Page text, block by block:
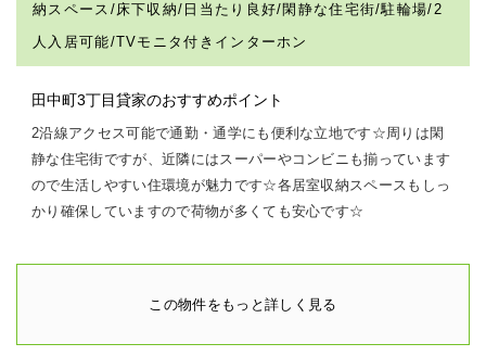
納スペース/床下収納/日当たり良好/閑静な住宅街/駐輪場/2
人入居可能/TVモニタ付きインターホン
田中町3丁目貸家のおすすめポイント
2沿線アクセス可能で通勤・通学にも便利な立地です☆周りは閑
静な住宅街ですが、近隣にはスーパーやコンビニも揃っています
ので生活しやすい住環境が魅力です☆各居室収納スペースもしっ
かり確保していますので荷物が多くても安心です☆
この物件をもっと詳しく見る